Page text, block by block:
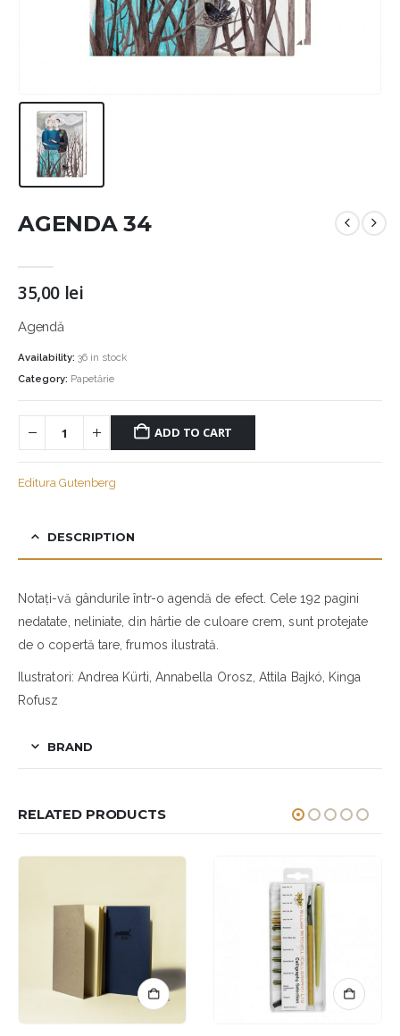
AGENDA 34
35,00 lei
Agendă
Availability: 36 in stock
Category: Papetărie
ADD TO CART
Editura Gutenberg
DESCRIPTION
Notați-vă gândurile într-o agendă de efect. Cele 192 pagini
nedatate, neliniate, din hârtie de culoare crem, sunt protejate
de o copertă tare, frumos ilustrată.
Ilustratori: Andrea Kürti, Annabella Orosz, Attila Bajkó, Kinga
Rofusz
BRAND
RELATED PRODUCTS